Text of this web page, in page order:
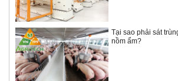
Tại sao phải sát
nồm ẩm?